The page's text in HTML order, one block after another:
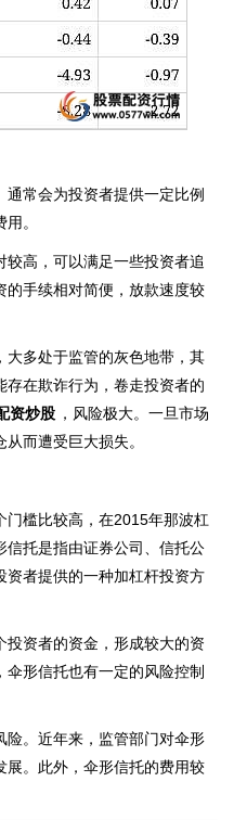
常会为投资者提供一定比例
。
高，可以满足一些投资者追
的手续相对简便，放款速度较
大多处于监管的灰色地带，其
在欺诈行为，卷走投资者的
资炒股 ，风险极大。一旦市场
而遭受巨大损失。
门槛比较高，在2015年那波杠
信托是指由证券公司、信托公
资者提供的一种加杠杆投资方
资者的资金，形成较大的资
形信托也有一定的风险控制
险。近年来，监管部门对伞形
展。此外，伞形信托的费用较